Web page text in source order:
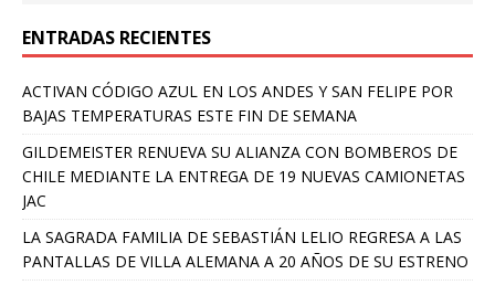
ENTRADAS RECIENTES
ACTIVAN CÓDIGO AZUL EN LOS ANDES Y SAN FELIPE POR
BAJAS TEMPERATURAS ESTE FIN DE SEMANA
GILDEMEISTER RENUEVA SU ALIANZA CON BOMBEROS DE
CHILE MEDIANTE LA ENTREGA DE 19 NUEVAS CAMIONETAS
JAC
LA SAGRADA FAMILIA DE SEBASTIÁN LELIO REGRESA A LAS
PANTALLAS DE VILLA ALEMANA A 20 AÑOS DE SU ESTRENO